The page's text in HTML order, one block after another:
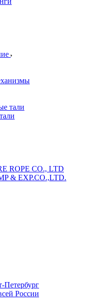
тали
ROPE CO., LTD
& EXP.CO.,LTD.
Петербург
России